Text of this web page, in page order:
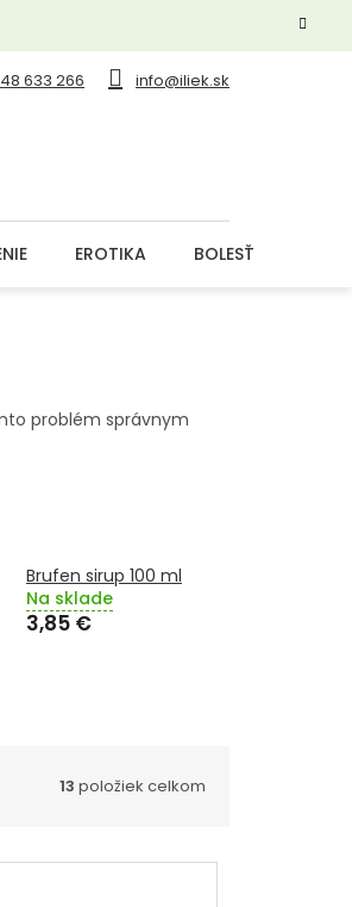
633 266 info@iliek.sk
EROTIKA BOLESŤ
problém správnym
Brufen sirup 100 ml
Na sklade
3,85 €
13 položiek celkom